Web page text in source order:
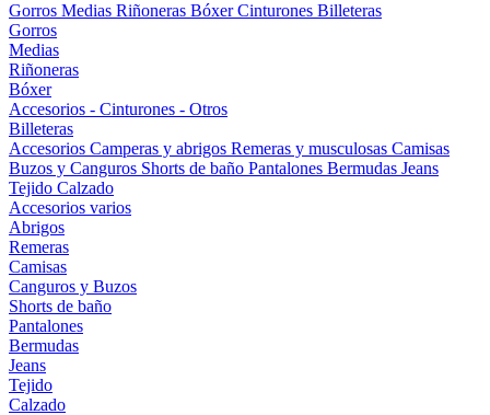
Gorros Medias Riñoneras BóxerCinturones Billeteras
Gorros
Medias
Riñoneras
Bóxer
Accesorios - Cinturones - Otros
Billeteras
Accesorios Camperas y abrigos Remeras y musculosas Camisas
Buzos y Canguros Shorts de baño Pantalones Bermudas Jeans
Tejido Calzado
Accesorios varios
Abrigos
Remeras
Camisas
Canguros y Buzos
Shorts de baño
Pantalones
Bermudas
Jeans
Tejido
Calzado